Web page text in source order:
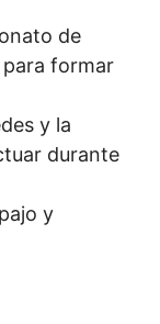
de
formar
y la
durante
y